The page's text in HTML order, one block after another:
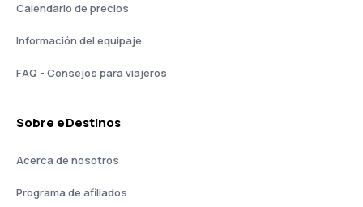
Calendario de precios
Información del equipaje
FAQ - Consejos para viajeros
Sobre eDestinos
Acerca de nosotros
Programa de afiliados